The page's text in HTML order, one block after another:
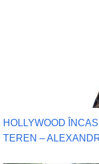
HOLLYWOOD
TEREN –